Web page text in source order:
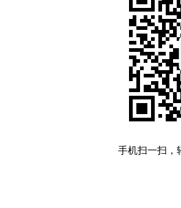
手机扫一扫，